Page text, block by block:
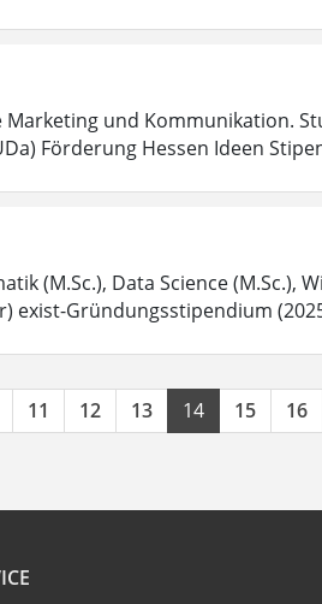
und Kommunikation.
Förderung Hessen Ideen
(M.Sc.), Data Science (M.Sc.),
exist-Gründungsstipendium
11 12 13 14 15 16